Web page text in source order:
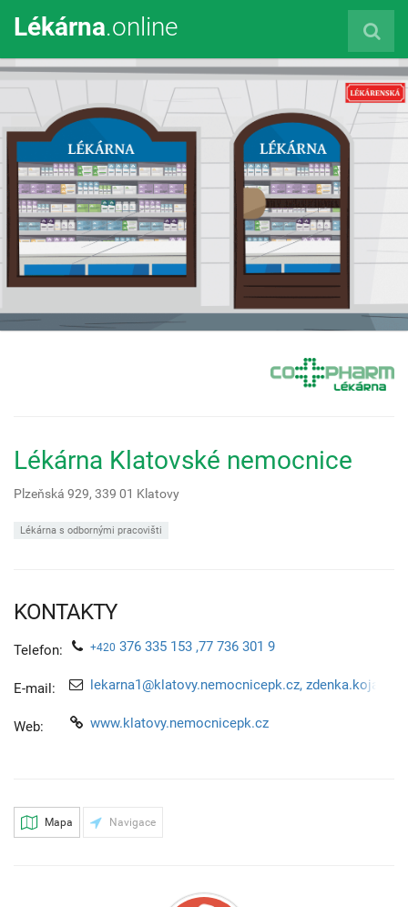
Lékárna.online
Lékárna Klatovské nemocnice
Plzeňská 929, 339 01 Klatovy
Lékárna s odbornými pracovišti
KONTAKTY
Telefon: +420 376 335 153 ,77 736 301 9
E-mail: lekarna1@klatovy.nemocnicepk.cz,
Web: www.klatovy.nemocnicepk.cz
Mapa Navigace